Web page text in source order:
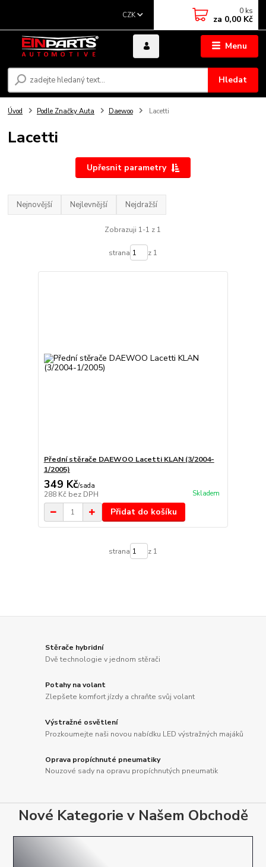
Menu
CZK
Hledat
0 ks
za 0,00 Kč
Úvod Podle Značky Auta Daewoo Lacetti
Lacetti
Upřesnit parametry
Nejnovější Nejlevnější Nejdražší
Zobrazuji 1-1 z 1
strana z 1
Přední stěrače DAEWOO Lacetti KLAN (3/2004-
1/2005)
349 Kč/sada
288 Kč bez DPH Skladem
Přidat do košíku
strana z 1
Stěrače hybridní
Dvě technologie v jednom stěrači
Potahy na volant
Zlepšete komfort jízdy a chraňte svůj volant
Výstražné osvětlení
Prozkoumejte naši novou nabídku LED výstražných majáků
Oprava propíchnuté pneumatiky
Nouzové sady na opravu propíchnutých pneumatik
Nové Kategorie v Našem Obchodě